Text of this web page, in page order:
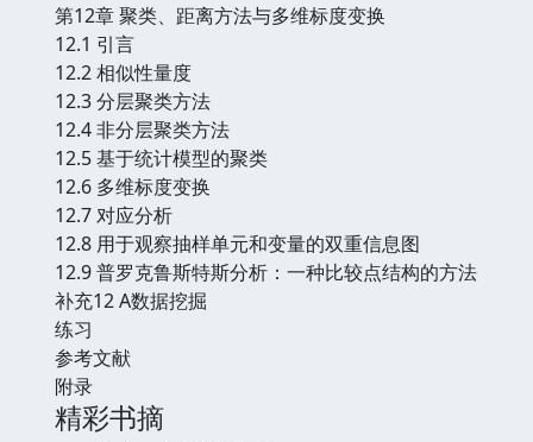
第12章 聚类、距离方法与多维标度变换
12.1 引言
12.2 相似性量度
12.3 分层聚类方法
12.4 非分层聚类方法
12.5 基于统计模型的聚类
12.6 多维标度变换
12.7 对应分析
12.8 用于观察抽样单元和变量的双重信息图
12.9 普罗克鲁斯特斯分析：一种比较点结构的方法
补充12 A数据挖掘
练习
参考文献
附录
精彩书摘